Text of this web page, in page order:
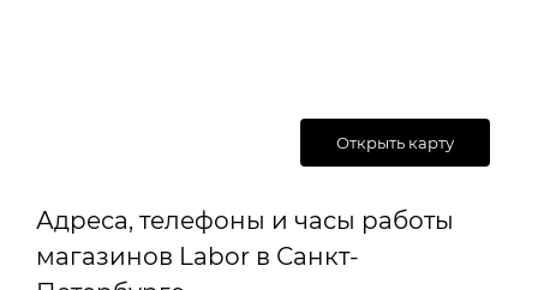
Открыть карту
Адреса, телефоны и часы работы
магазинов Labor в Санкт-